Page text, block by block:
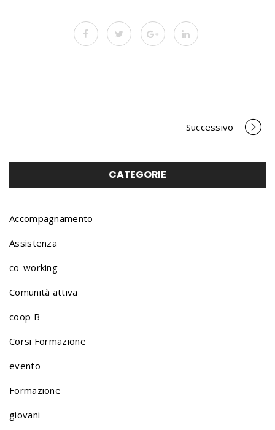
o
r
t
f
o
Successivo
CATEGORIE
Accompagnamento
Assistenza
co-working
Comunità attiva
coop B
Corsi Formazione
evento
Formazione
giovani